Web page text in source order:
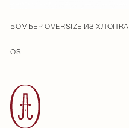
БОМБЕР OVERSIZE ИЗ ХЛОПКА
OS